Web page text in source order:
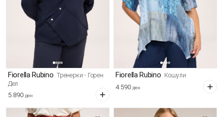
Fiorella Rubino Тренерки - Горен
Дел
5.890 ден
Fiorella Rubino Кошули
4.590 ден